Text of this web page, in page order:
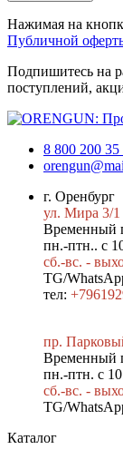
Нажимая на
Публичной
Подпишитесь на
поступлений,
8 800 200 35
г. Оренбург
ул. Мира 3/1
Временный
пн.-птн.. с
сб.-вс. -
TG/
тел:
пр.
Временный
пн.-птн. с
сб.-вс. -
TG/
Каталог